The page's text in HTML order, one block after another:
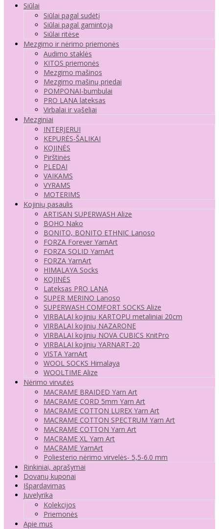
Siūlai
Siūlai pagal sudėtį
Siūlai pagal gamintoją
Siūlai ritėse
Mezgimo ir nėrimo priemonės
Audimo staklės
KITOS priemonės
Mezgimo mašinos
Mezgimo mašinų priedai
POMPONAI-bumbulai
PRO LANA lateksas
Virbalai ir vąšeliai
Mezginiai
INTERJERUI
KEPURĖS-ŠALIKAI
KOJINĖS
Pirštinės
PLEDAI
VAIKAMS
VYRAMS
MOTERIMS
Kojinių pasaulis
ARTISAN SUPERWASH Alize
BOHO Nako
BONITO, BONITO ETHNIC Lanoso
FORZA Forever YarnArt
FORZA SOLID YarnArt
FORZA YarnArt
HIMALAYA Socks
KOJINĖS
Lateksas PRO LANA
SUPER MERINO Lanoso
SUPERWASH COMFORT SOCKS Alize
VIRBALAI kojinių KARTOPU metaliniai 20cm
VIRBALAI kojinių NAZARONE
VIRBALAI kojinių NOVA CUBICS KnitPro
VIRBALAI kojinių YARNART-20
VISTA YarnArt
WOOL SOCKS Himalaya
WOOLTIME Alize
Nėrimo virvutės
MACRAME BRAIDED Yarn Art
MACRAME CORD 5mm Yarn Art
MACRAME COTTON LUREX Yarn Art
MACRAME COTTON SPECTRUM Yarn Art
MACRAME COTTON Yarn Art
MACRAME XL Yarn Art
MACRAME YarnArt
Poliesterio nėrimo virvelės- 5,5-6.0 mm
Rinkiniai, aprašymai
Dovanų kuponai
Išpardavimas
Juvelyrika
Kolekcijos
Priemonės
Apie mus